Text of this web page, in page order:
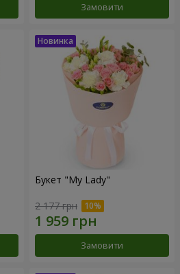
Замовити
Букет "My Lady"
2 177 грн
Замовити